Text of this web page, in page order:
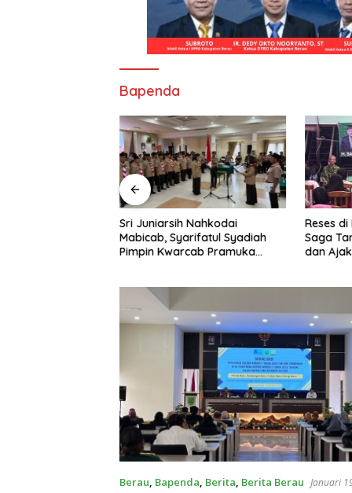
Bapenda
Sri Juniarsih Nahkodai
Mabicab, Syarifatul Syadiah
Pimpin Kwarcab Pramuka
Reses di
Saga
dan
Berau, Bapenda, Berita, Berita Berau Januari